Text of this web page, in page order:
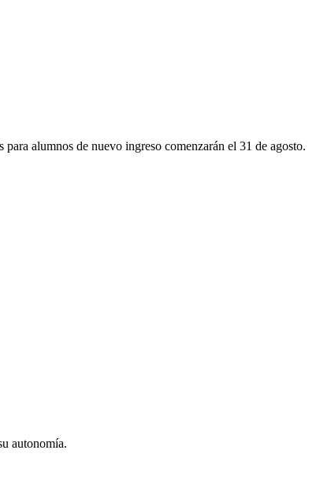
alumnos de nuevo ingreso comenzarán el 31 de agosto.
autonomía.